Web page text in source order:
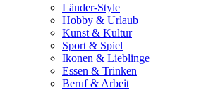
Länder-Style
Hobby & Urlaub
Kunst & Kultur
Sport & Spiel
Ikonen & Lieblinge
Essen & Trinken
Beruf & Arbeit